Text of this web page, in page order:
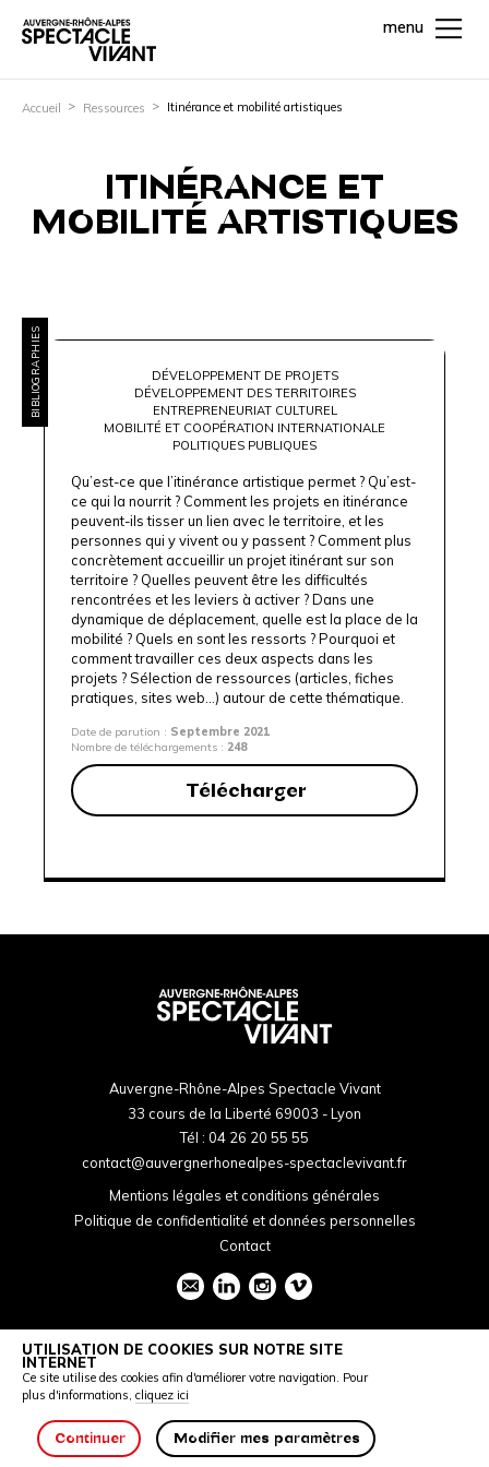
menu
Accueil Ressources Itinérance et mobilité artistiques
ITINÉRANCE ET
MOBILITÉ ARTISTIQUES
BIBLIOGRAPHIES
DÉVELOPPEMENT DE PROJETS
DÉVELOPPEMENT DES TERRITOIRES
ENTREPRENEURIAT CULTUREL
MOBILITÉ ET COOPÉRATION INTERNATIONALE
POLITIQUES PUBLIQUES
Qu’est-ce que l’itinérance artistique permet ? Qu’est-
ce qui la nourrit ? Comment les projets en itinérance
peuvent-ils tisser un lien avec le territoire, et les
personnes qui y vivent ou y passent ? Comment plus
concrètement accueillir un projet itinérant sur son
territoire ? Quelles peuvent être les difficultés
rencontrées et les leviers à activer ? Dans une
dynamique de déplacement, quelle est la place de la
mobilité ? Quels en sont les ressorts ? Pourquoi et
comment travailler ces deux aspects dans les
projets ? Sélection de ressources (articles, fiches
pratiques, sites web...) autour de cette thématique.
Date de parution : Septembre 2021
Nombre de téléchargements : 248
Télécharger
Auvergne-Rhône-Alpes Spectacle Vivant
33 cours de la Liberté 69003 - Lyon
Tél : 04 26 20 55 55
contact@auvergnerhonealpes-spectaclevivant.fr
Mentions légales et conditions générales
Politique de confidentialité et données personnelles
Contact
UTILISATION DE COOKIES SUR NOTRE SITE
INTERNET
Ce site utilise des cookies afin d'améliorer votre navigation. Pour
plus d'informations, cliquez ici
Continuer Modifier mes paramètres